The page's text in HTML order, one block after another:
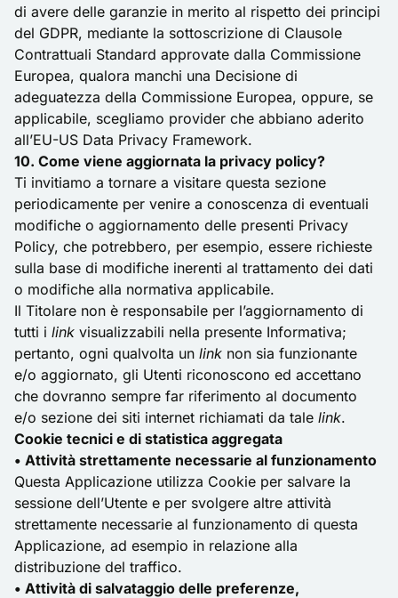
di avere delle garanzie in merito al rispetto dei principi
del GDPR, mediante la sottoscrizione di Clausole
Contrattuali Standard approvate dalla Commissione
Europea, qualora manchi una Decisione di
adeguatezza della Commissione Europea, oppure, se
applicabile, scegliamo provider che abbiano aderito
all’EU-US Data Privacy Framework.
10. Come viene aggiornata la privacy policy?
Ti invitiamo a tornare a visitare questa sezione
periodicamente per venire a conoscenza di eventuali
modifiche o aggiornamento delle presenti Privacy
Policy, che potrebbero, per esempio, essere richieste
sulla base di modifiche inerenti al trattamento dei dati
o modifiche alla normativa applicabile.
Il Titolare non è responsabile per l’aggiornamento di
tutti i link visualizzabili nella presente Informativa;
pertanto, ogni qualvolta un link non sia funzionante
e/o aggiornato, gli Utenti riconoscono ed accettano
che dovranno sempre far riferimento al documento
e/o sezione dei siti internet richiamati da tale link.
Cookie tecnici e di statistica aggregata
• Attività strettamente necessarie al funzionamento
Questa Applicazione utilizza Cookie per salvare la
sessione dell’Utente e per svolgere altre attività
strettamente necessarie al funzionamento di questa
Applicazione, ad esempio in relazione alla
distribuzione del traffico.
• Attività di salvataggio delle preferenze,